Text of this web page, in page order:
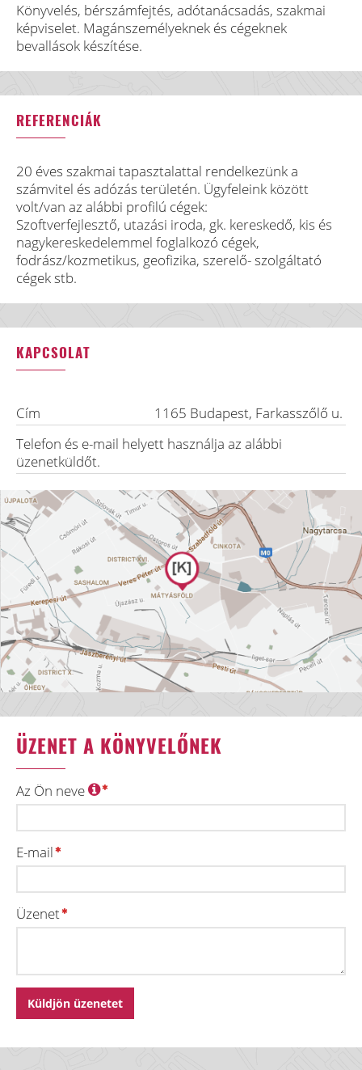
Könyvelés, bérszámfejtés, adótanácsadás, szakmai
képviselet. Magánszemélyeknek és cégeknek
bevallások készítése.
REFERENCIÁK
20 éves szakmai tapasztalattal rendelkezünk a
számvitel és adózás területén. Ügyfeleink között
volt/van az alábbi profilú cégek:
Szoftverfejlesztő, utazási iroda, gk. kereskedő, kis és
nagykereskedelemmel foglalkozó cégek,
fodrász/kozmetikus, geofizika, szerelő- szolgáltató
cégek stb.
KAPCSOLAT
Cím 1165 Budapest, Farkasszőlő u.
Telefon és e-mail helyett használja az alábbi
üzenetküldőt.
ÜZENET A KÖNYVELŐNEK
Az Ön neve
E-mail
Üzenet